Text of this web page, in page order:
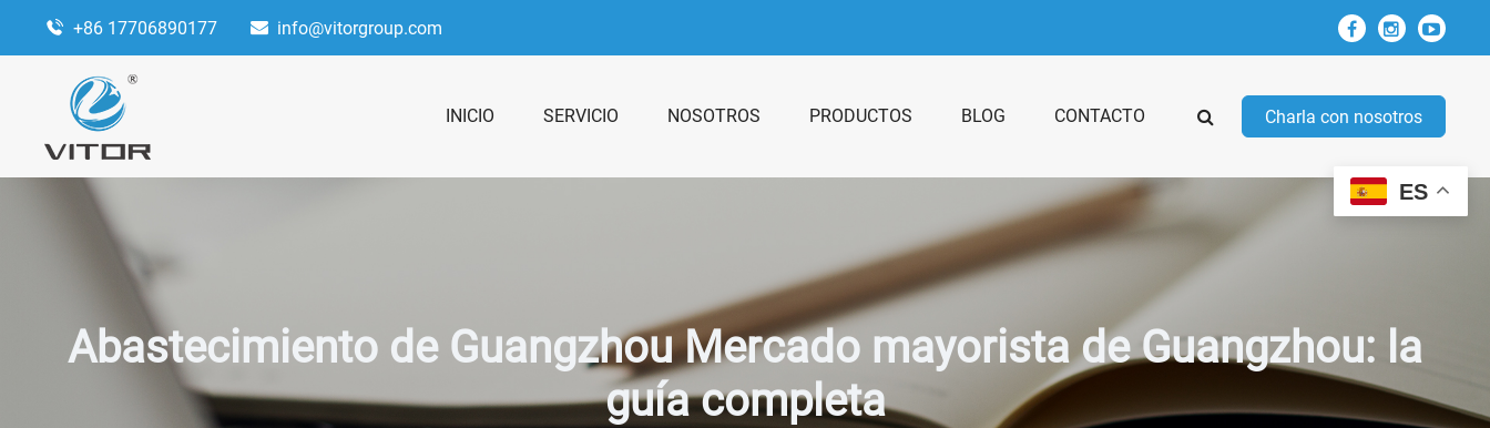
+86 17706890177 info@vitorgroup.com
INICIO SERVICIO NOSOTROS PRODUCTOS BLOG CONTACTO Charla con nosotros
Abastecimiento de Guangzhou Mercado mayorista de Guangzhou: la
guía completa
ES